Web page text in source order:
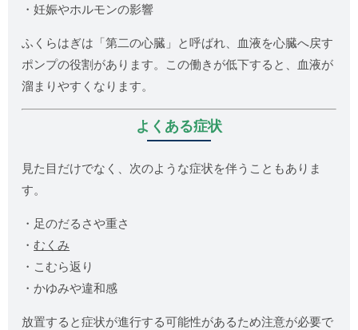
・妊娠やホルモンの影響
ふくらはぎは「第二の心臓」と呼ばれ、血液を心臓へ戻す
ポンプの役割があります。この働きが低下すると、血液が
溜まりやすくなります。
よくある症状
見た目だけでなく、次のような症状を伴うこともありま
す。
・足のだるさや重さ
・むくみ
・こむら返り
・かゆみや違和感
放置すると症状が進行する可能性があるため注意が必要で